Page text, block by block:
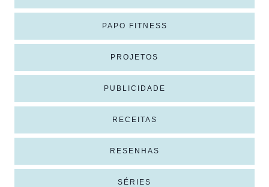
PAPO FITNESS
PROJETOS
PUBLICIDADE
RECEITAS
RESENHAS
SÉRIES